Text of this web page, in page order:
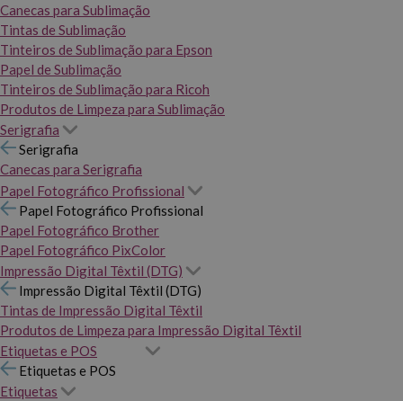
Canecas para Sublimação
Tintas de Sublimação
Tinteiros de Sublimação para Epson
Papel de Sublimação
Tinteiros de Sublimação para Ricoh
Produtos de Limpeza para Sublimação
Serigrafia
Serigrafia
Canecas para Serigrafia
Papel Fotográfico Profissional
Papel Fotográfico Profissional
Papel Fotográfico Brother
Papel Fotográfico PixColor
Impressão Digital Têxtil (DTG)
Impressão Digital Têxtil (DTG)
Tintas de Impressão Digital Têxtil
Produtos de Limpeza para Impressão Digital Têxtil
Etiquetas e POS
Etiquetas e POS
Etiquetas